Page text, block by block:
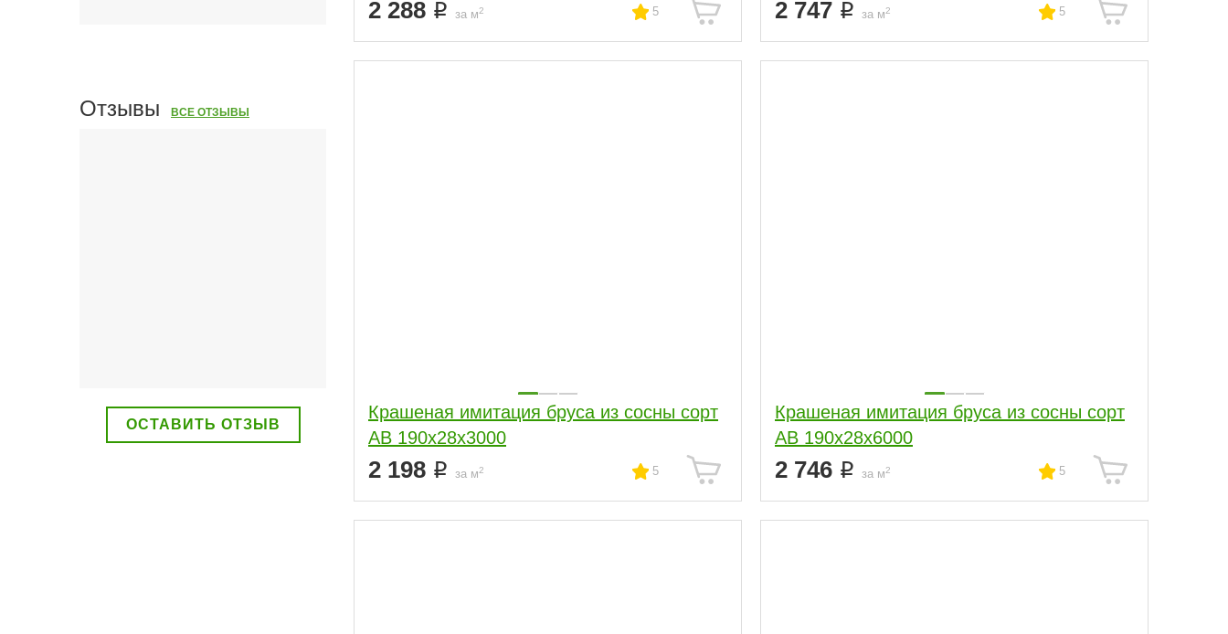
Отзывы ВСЕ ОТЗЫВЫ
ОСТАВИТЬ ОТЗЫВ
2 288 за м2 5 2 747 за м2 5
Крашеная имитация бруса из сосны сорт
АВ 190x28x3000
2 198 за м2 5
Крашеная имитация бруса из сосны сорт
АВ 190x28x6000
2 746 за м2 5